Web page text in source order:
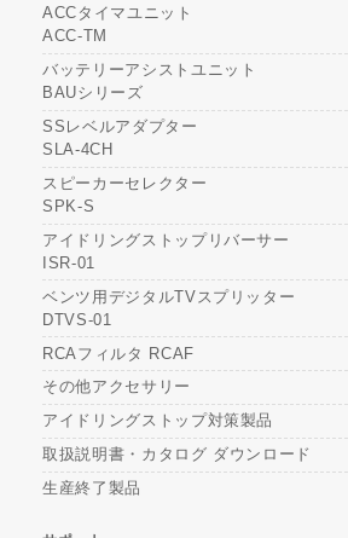
ACCタイマユニット
ACC-TM
バッテリーアシストユニット
BAUシリーズ
SSレベルアダプター
SLA-4CH
スピーカーセレクター
SPK-S
アイドリングストップリバーサー
ISR-01
ベンツ用デジタルTVスプリッター
DTVS-01
RCAフィルタ RCAF
その他アクセサリー
アイドリングストップ対策製品
取扱説明書・カタログ ダウンロード
生産終了製品